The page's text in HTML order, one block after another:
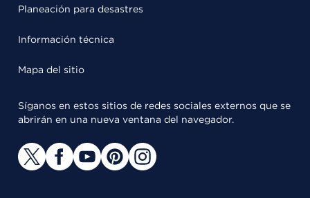
Planeación para desastres
Información técnica
Mapa del sitio
Síganos en estos sitios de redes sociales externos que se
abrirán en una nueva ventana del navegador.